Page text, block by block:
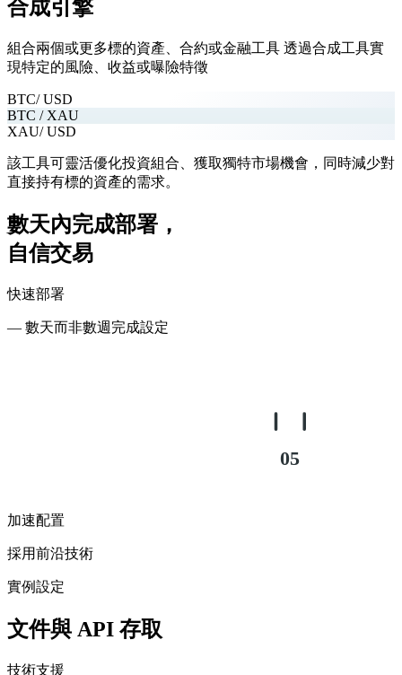
合成引擎
組合兩個或更多標的資產、合約或金融工具 透過合成工具實
現特定的風險、收益或曝險特徵
BTC/ USD
BTC / XAU
XAU/ USD
該工具可靈活優化投資組合、獲取獨特市場機會，同時減少對
直接持有標的資產的需求。
數天內完成部署，
自信交易
快速部署
— 數天而非數週完成設定
05
加速配置
採用前沿技術
實例設定
文件與 API 存取
技術支援